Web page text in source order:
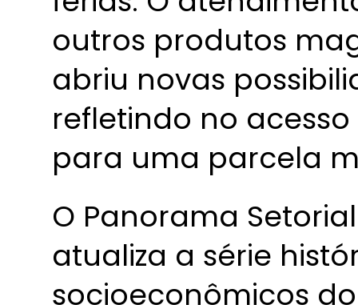
outros produtos
abriu novas
refletindo no
para uma parcela
O Panorama
atualiza a série
socioeconômicos